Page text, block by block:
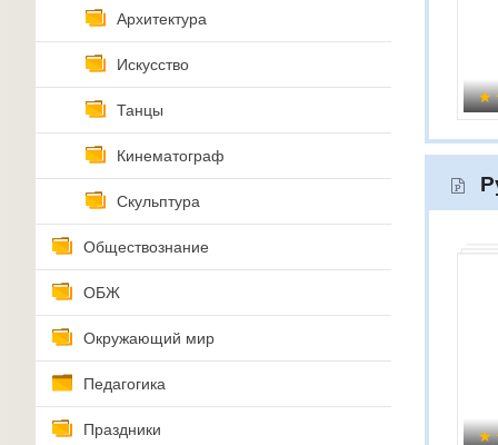
Архитектура
Искусство
Танцы
Кинематограф
Скульптура
Обществознание
ОБЖ
Окружающий мир
Педагогика
Праздники